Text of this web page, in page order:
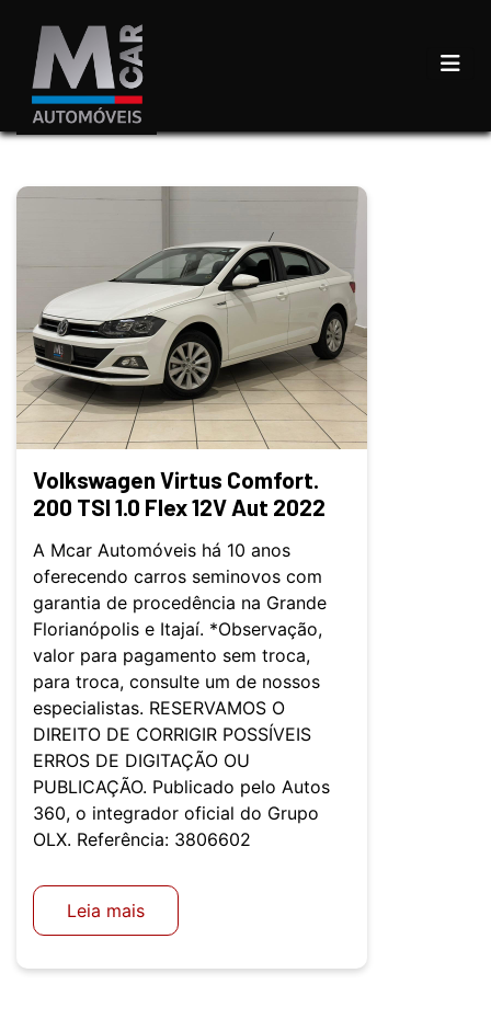
Volkswagen Virtus Comfort.
200 TSI 1.0 Flex 12V Aut 2022
A Mcar Automóveis há 10 anos
oferecendo carros seminovos com
garantia de procedência na Grande
Florianópolis e Itajaí. *Observação,
valor para pagamento sem troca,
para troca, consulte um de nossos
especialistas. RESERVAMOS O
DIREITO DE CORRIGIR POSSÍVEIS
ERROS DE DIGITAÇÃO OU
PUBLICAÇÃO. Publicado pelo Autos
360, o integrador oficial do Grupo
OLX. Referência: 3806602
Leia mais